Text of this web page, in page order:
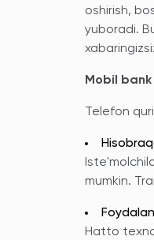
oshirish,
yuboradi.
Mobil
Telefon
mumkin.
Hatto